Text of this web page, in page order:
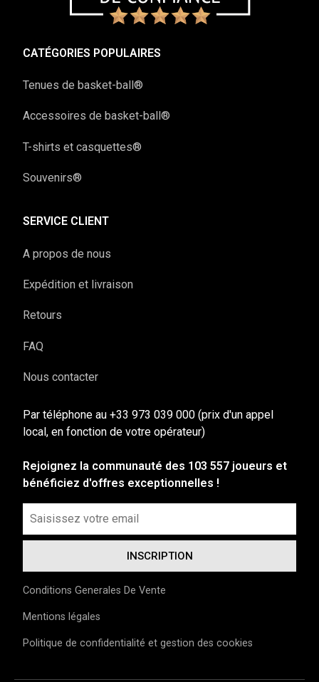
CATÉGORIES POPULAIRES
Tenues de basket-ball®
Accessoires de basket-ball®
T-shirts et casquettes®
Souvenirs®
SERVICE CLIENT
A propos de nous
Expédition et livraison
Retours
FAQ
Nous contacter
Rejoignez la communauté des 103 557 joueurs et
bénéficiez d'offres exceptionnelles !
Par téléphone au +33 973 039 000 (prix d'un appel
local, en fonction de votre opérateur)
Conditions Generales De Vente
Mentions légales
Politique de confidentialité et gestion des cookies